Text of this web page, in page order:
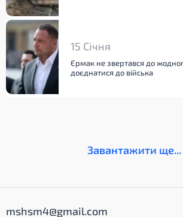
15 Січня
Єрмак не звертався до
доєднатися до війська
Завантажити ще...
mshsm4@gmail.com